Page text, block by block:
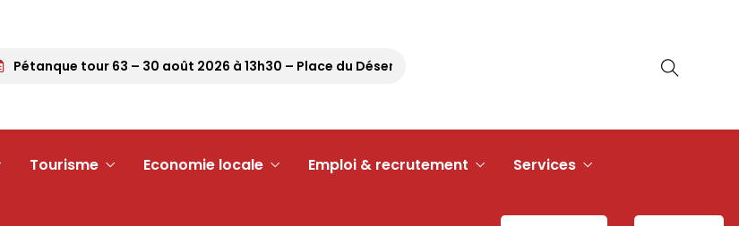
Pétanque tour 63 – 30 août 2026 à 13h30 – Place du Désert Pique-nique Républicain – 30 août 2026 à
Tourisme Economie locale Emploi & recrutement Services